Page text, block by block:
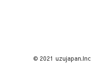
© 2021 uzujapan.Inc